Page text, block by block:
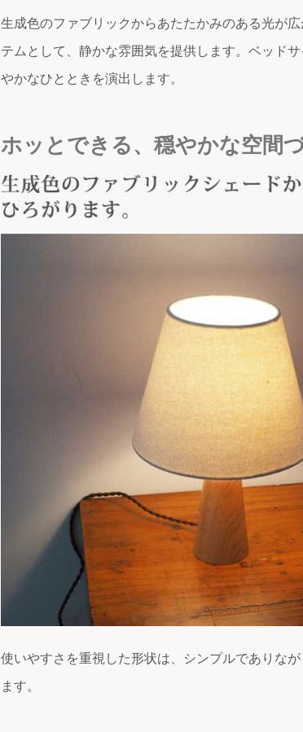
生成色のファブリックからあたたかみのある光が
テムとして、静かな雰囲気を提供します。ベッド
やかなひとときを演出します。
ホッとできる、穏やかな空間
使いやすさを重視した形状は、シンプルでありな
ます。